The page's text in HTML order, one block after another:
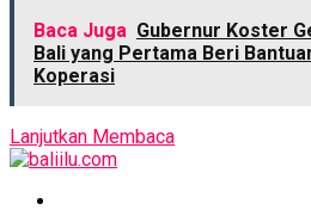
Baca Juga Gubernur Koster
Bali yang Pertama Beri
Koperasi
Lanjutkan Membaca